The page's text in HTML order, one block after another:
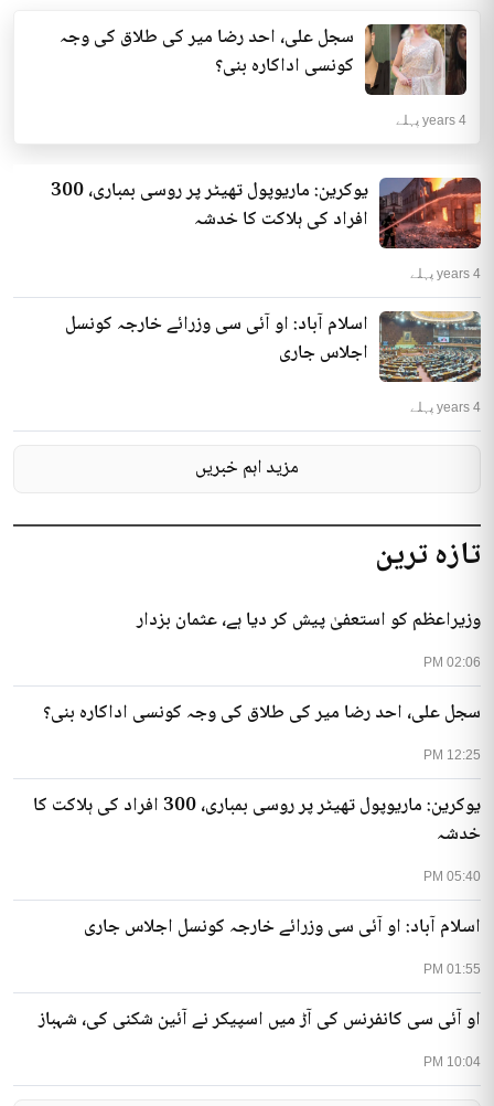
تازہ ترین
02:06 PM
وزیراعظم کو استعفیٰ پیش کر دیا ہے، عثمان بزدار
12:25 PM
سجل علی، احد رضا میر کی طلاق کی وجہ کونسی اداکارہ بنی؟
05:40 PM
یوکرین: ماریوپول تھیٹر پر روسی بمباری، 300 افراد کی ہلاکت کا
خدشہ
01:55 PM
اسلام آباد: او آئی سی وزرائے خارجہ کونسل اجلاس جاری
10:04 PM
او آئی سی کانفرنس کی آڑ میں اسپیکر نے آئین شکنی کی، شہباز
کا خدشہ ظاہر کیا اور کہا کہ کم...
انٹرنیشنل | 4 years پہلے
سجل علی، احد رضا میر کی طلاق کی وجہ
کونسی اداکارہ بنی؟
4 years پہلے
یوکرین: ماریوپول تھیٹر پر روسی بمباری، 300
افراد کی ہلاکت کا خدشہ
4 years پہلے
اسلام آباد: او آئی سی وزرائے خارجہ کونسل
اجلاس جاری
4 years پہلے
مزید اہم خبریں